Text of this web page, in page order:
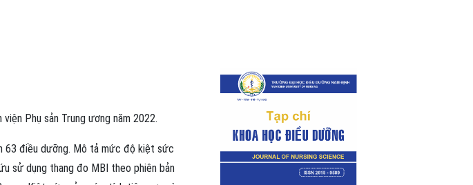
Phụ sản Trung ương năm 2022.
63 điều dưỡng. Mô tả mức độ kiệt sức
sử dụng thang đo MBI theo phiên bản